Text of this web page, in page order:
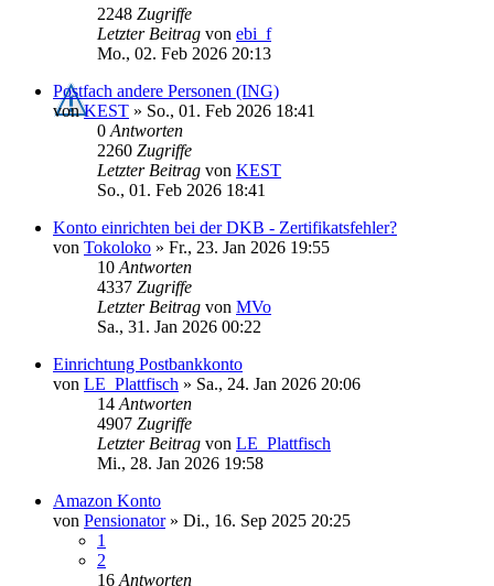
2248 Zugriffe
Letzter Beitrag von ebi_f
Mo., 02. Feb 2026 20:13
Postfach andere Personen (ING)
vonKEST » So., 01. Feb 2026 18:41
0 Antworten
2260 Zugriffe
Letzter Beitrag von KEST
So., 01. Feb 2026 18:41
Konto einrichten bei der DKB - Zertifikatsfehler?
von Tokoloko » Fr., 23. Jan 2026 19:55
10 Antworten
4337 Zugriffe
Letzter Beitrag von MVo
Sa., 31. Jan 2026 00:22
Einrichtung Postbankkonto
von LE_Plattfisch » Sa., 24. Jan 2026 20:06
14 Antworten
4907 Zugriffe
Letzter Beitrag von LE_Plattfisch
Mi., 28. Jan 2026 19:58
Amazon Konto
von Pensionator» Di., 16. Sep 2025 20:25
1
2
16 Antworten